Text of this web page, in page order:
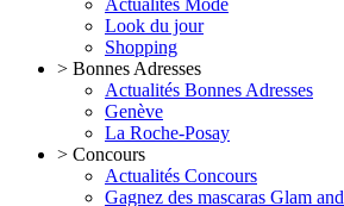
Actualités Mode
Look du jour
Shopping
> Bonnes Adresses
Actualités Bonnes Adresses
Genève
La Roche-Posay
> Concours
Actualités Concours
Gagnez des mascaras Glam